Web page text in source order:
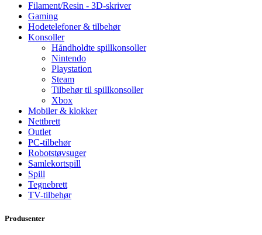
farten, finner du den håndholdte konsollen som passer ditt behov og
budsjett.
Filament/Resin - 3D-skriver
Gaming
Hodetelefoner & tilbehør
Konsoller
Håndholdte spillkonsoller
Nintendo
Playstation
Steam
Tilbehør til spillkonsoller
Xbox
Mobiler & klokker
Nettbrett
Outlet
PC-tilbehør
Robotstøvsuger
Samlekortspill
Spill
Tegnebrett
TV-tilbehør
Produsenter